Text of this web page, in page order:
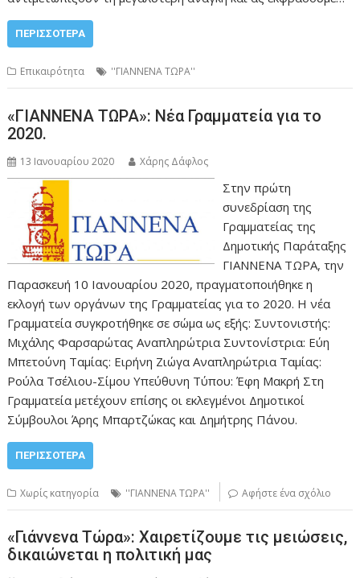
ΠΕΡΙΣΣΌΤΕΡΑ
Επικαιρότητα ''ΓΙΑΝΝΕΝΑ ΤΩΡΑ''
«ΓΙΑΝΝΕΝΑ ΤΩΡΑ»: Νέα Γραμματεία για το
2020.
13 Ιανουαρίου 2020 Χάρης Δάφλος
Στην πρώτη
συνεδρίαση της
Γραμματείας της
Δημοτικής Παράταξης
ΓΙΑΝΝΕΝΑ ΤΩΡΑ, την
Παρασκευή 10 Ιανουαρίου 2020, πραγματοποιήθηκε η
εκλογή των οργάνων της Γραμματείας για το 2020. Η νέα
Γραμματεία συγκροτήθηκε σε σώμα ως εξής: Συντονιστής:
Μιχάλης Φαρσαρώτας Αναπληρώτρια Συντονίστρια: Εύη
Μπετούνη Ταμίας: Ειρήνη Ζιώγα Αναπληρώτρια Ταμίας:
Ρούλα Τσέλιου-Σίμου Υπεύθυνη Τύπου: Έφη Μακρή Στη
Γραμματεία μετέχουν επίσης οι εκλεγμένοι Δημοτικοί
Σύμβουλοι Άρης Μπαρτζώκας και Δημήτρης Πάνου.
ΠΕΡΙΣΣΌΤΕΡΑ
Χωρίς κατηγορία ''ΓΙΑΝΝΕΝΑ ΤΩΡΑ'' Αφήστε ένα σχόλιο
«Γιάννενα Τώρα»: Χαιρετίζουμε τις μειώσεις,
δικαιώνεται η πολιτική μας